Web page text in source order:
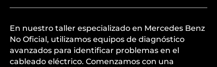
En nuestro taller especializado en Mercedes Benz
No Oficial, utilizamos equipos de diagnóstico
avanzados para identificar problemas en el
cableado eléctrico. Comenzamos con una